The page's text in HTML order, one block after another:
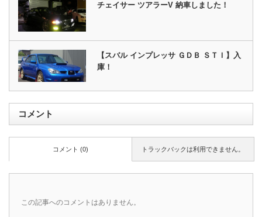
チェイサー ツアラーV 納車しました！
【スバル インプレッサ ＧＤＢ ＳＴＩ】入
庫！
コメント
トラックバックは利用できません。
コメント (0)
この記事へのコメントはありません。